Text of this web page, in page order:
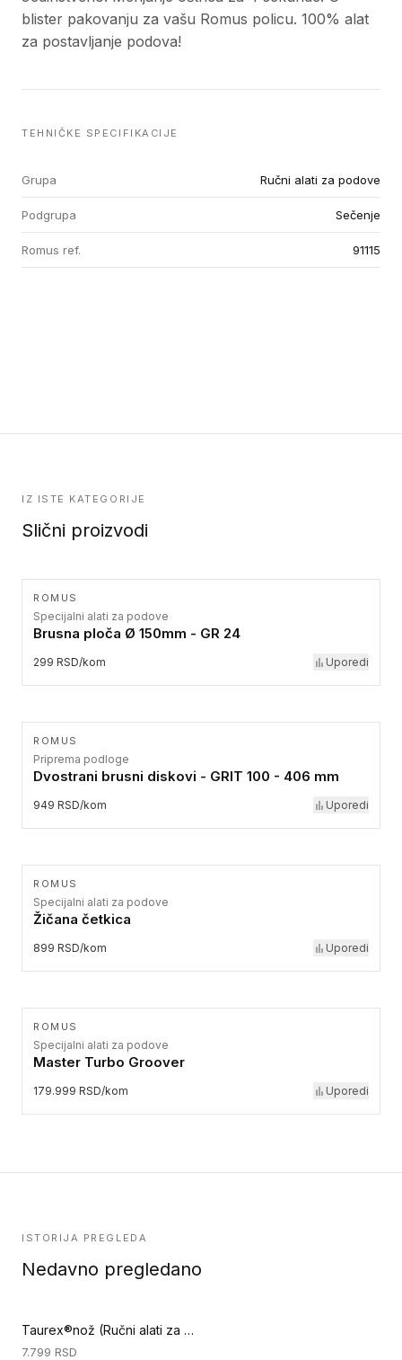
blister pakovanju za vašu Romus policu. 100% alat
za postavljanje podova!
TEHNIČKE SPECIFIKACIJE
Grupa Ručni alati za podove
Podgrupa Sečenje
Romus ref. 91115
IZ ISTE KATEGORIJE
Slični proizvodi
ROMUS
Specijalni alati za podove
Brusna ploča Ø 150mm - GR 24
299 RSD/kom Uporedi
ROMUS
Priprema podloge
Dvostrani brusni diskovi - GRIT 100 - 406 mm
949 RSD/kom Uporedi
ROMUS
Specijalni alati za podove
Žičana četkica
899 RSD/kom Uporedi
ROMUS
Specijalni alati za podove
Master Turbo Groover
179.999 RSD/kom Uporedi
ISTORIJA PREGLEDA
Nedavno pregledano
Taurex®nož (Ručni alati za podove)
7.799 RSD